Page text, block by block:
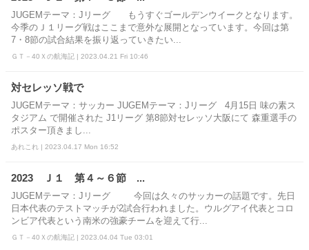
JUGEMテーマ：Jリーグ もうすぐゴールデンウイークとなります。
今季のＪ１リーグ戦はここまで意外な展開となっています。今回は第
7・8節の試合結果を振り返っていきたい...
ＧＴ－40Ｘの航海記 | 2023.04.21 Fri 10:46
対セレッソ戦で
JUGEMテーマ：サッカー JUGEMテーマ：Jリーグ 4月15日 味の素ス
タジアム で開催された J1リーグ 第8節対セレッソ大阪にて 森重選手の
ポスター頂きまし...
あれこれ | 2023.04.17 Mon 16:52
2023 Ｊ１ 第４～６節 ...
JUGEMテーマ：Jリーグ 今回は久々のサッカーの話題です。先日
日本代表のテストマッチが2試合行われました。ウルグアイ代表とコロ
ンビア代表という南米の強豪チームを迎えて行...
ＧＴ－40Ｘの航海記 | 2023.04.04 Tue 03:01